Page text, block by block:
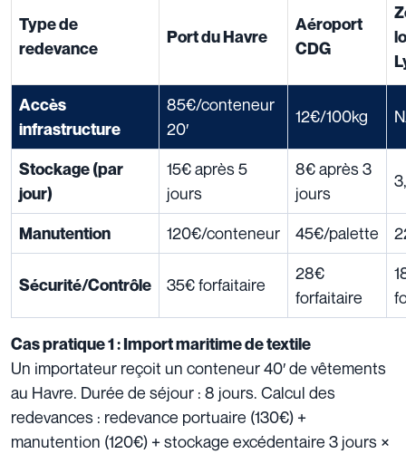
Type de
redevance
Port du Havre
Aéroport
CDG
Accès
infrastructure
85€/conteneur
20′
12€/100kg
Stockage (par
jour)
15€ après 5
jours
8€ après 3
jours
Manutention 120€/conteneur 45€/palette
Sécurité/Contrôle 35€ forfaitaire
28€
forfaitaire
Cas pratique 1 : Import maritime de textile
Un importateur reçoit un conteneur 40′ de vêtements
au Havre. Durée de séjour : 8 jours. Calcul des
redevances : redevance portuaire (130€) +
manutention (120€) + stockage excédentaire 3 jours ×